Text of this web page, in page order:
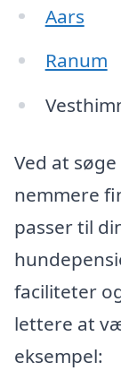
Aars
Ranum
Ved at
nemmere
passer til
faciliteter
lettere at
eksempel: